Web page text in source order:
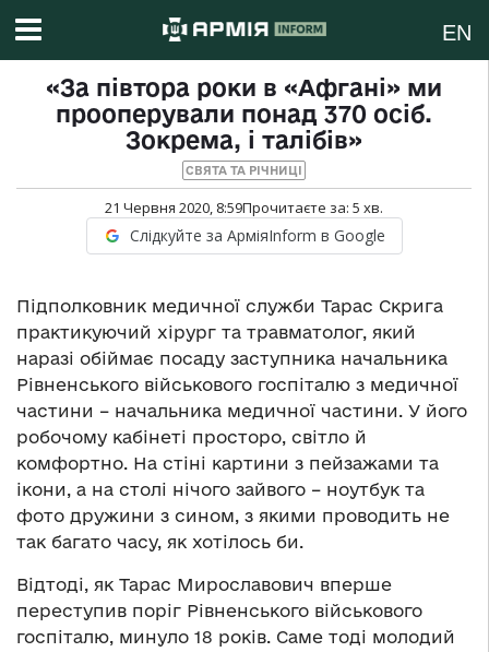
EN
«За півтора роки в «Афгані» ми
прооперували понад 370 осіб.
Зокрема, і талібів»
СВЯТА ТА РІЧНИЦІ
21 Червня 2020, 8:59Прочитаєте за: 5 хв.
Слідкуйте за АрміяInform в Google
Підполковник медичної служби Тарас Скрига
практикуючий хірург та травматолог, який
наразі обіймає посаду заступника начальника
Рівненського військового госпіталю з медичної
частини – начальника медичної частини. У його
робочому кабінеті просторо, світло й
комфортно. На стіні картини з пейзажами та
ікони, а на столі нічого зайвого – ноутбук та
фото дружини з сином, з якими проводить не
так багато часу, як хотілось би.
Відтоді, як Тарас Мирославович вперше
переступив поріг Рівненського військового
госпіталю, минуло 18 років. Саме тоді молодий